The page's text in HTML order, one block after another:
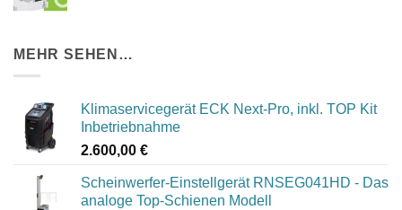
MEHR SEHEN…
Klimaservicegerät ECK Next-Pro, inkl. TOP Kit
Inbetriebnahme
2.600,00 €
Scheinwerfer-Einstellgerät RNSEG041HD - Das
analoge Top-Schienen Modell